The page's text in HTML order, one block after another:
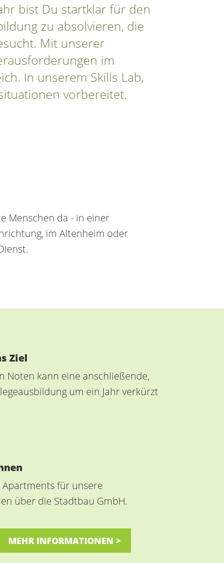
bist Du startklar für den
zu absolvieren, die
Mit unserer
im
In unserem Skills Lab,
vorbereitet.
Menschen da - in einer
im Altenheim oder
Ziel
Noten kann eine anschließende,
um ein Jahr verkürzt
Apartments für unsere
über die Stadtbau GmbH.
MEHR INFORMATIONEN >